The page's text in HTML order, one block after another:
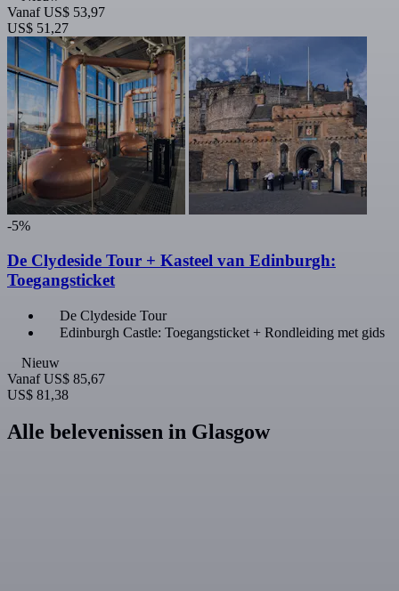
Vanaf US$ 53,97
US$ 51,27
-5%
De Clydeside Tour + Kasteel van Edinburgh:
Toegangsticket
De Clydeside Tour
Edinburgh Castle: Toegangsticket + Rondleiding met gids
Nieuw
Vanaf US$ 85,67
US$ 81,38
Alle belevenissen in Glasgow